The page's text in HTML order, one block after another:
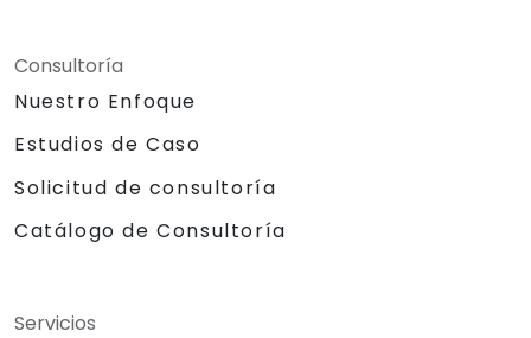
Consultoría
Nuestro Enfoque
Estudios de Caso
Solicitud de consultoría
Catálogo de Consultoría
Servicios